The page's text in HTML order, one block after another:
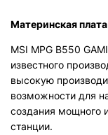
Материнская
MSI MPG B550
известного
высокую
возможности для
создания мощного
станции.